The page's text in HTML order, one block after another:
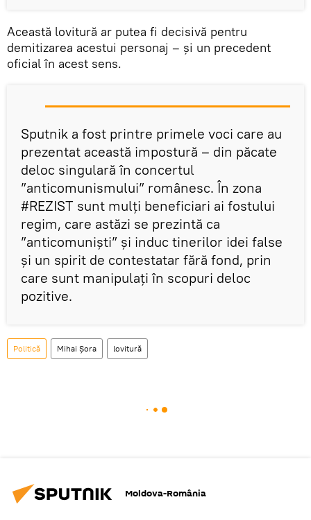
Această lovitură ar putea fi decisivă pentru
demitizarea acestui personaj – și un precedent
oficial în acest sens.
Sputnik a fost printre primele voci care au
prezentat această impostură – din păcate
deloc singulară în concertul
”anticomunismului” românesc. În zona
#REZIST sunt mulți beneficiari ai fostului
regim, care astăzi se prezintă ca
”anticomuniști” și induc tinerilor idei false
și un spirit de contestatar fără fond, prin
care sunt manipulați în scopuri deloc
pozitive.
Politică Mihai Șora lovitură
Moldova-România